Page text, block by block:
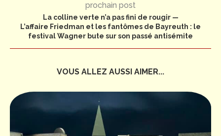
prochain post
La colline verte n’a pas fini de rougir —
L’affaire Friedman et les fantômes de Bayreuth : le
festival Wagner bute sur son passé antisémite
VOUS ALLEZ AUSSI AIMER...